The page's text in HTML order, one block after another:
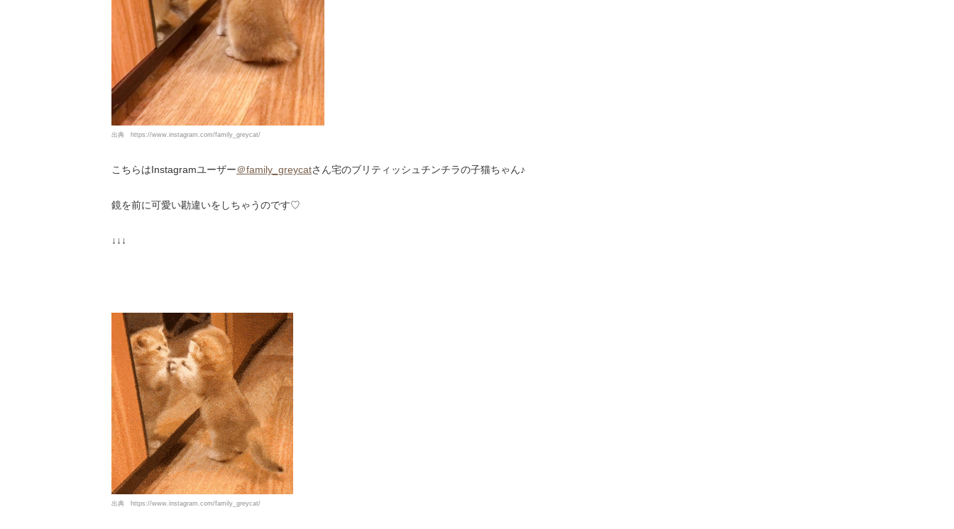
出典 https://www.instagram.com/family_greycat/
こちらはInstagramユーザー＠family_greycatさん宅のブリティッシュチンチラの子猫ちゃん♪
鏡を前に可愛い勘違いをしちゃうのです♡
↓↓↓
出典 https://www.instagram.com/family_greycat/